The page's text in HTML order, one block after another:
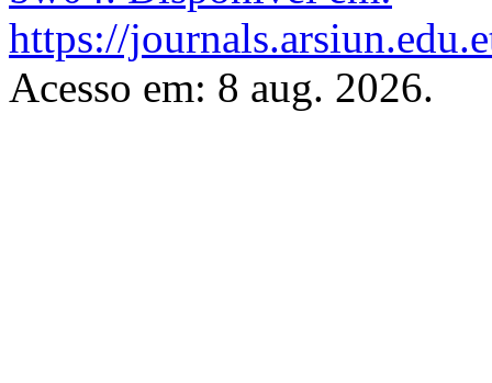
https://
Acesso em: 8 aug. 2026.